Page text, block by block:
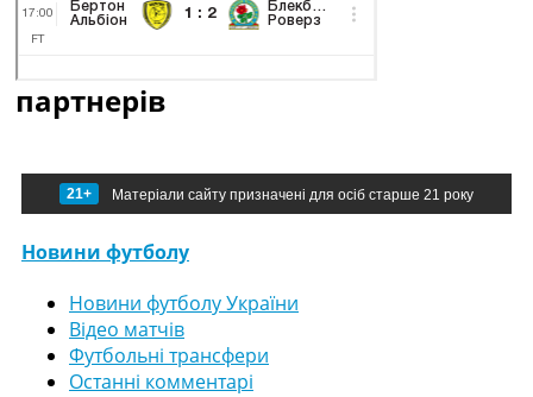
партнерів
21+ Матеріали сайту призначені для осіб старше 21 року
Новини футболу
Новини футболу України
Відео матчів
Футбольні трансфери
Останні комментарі